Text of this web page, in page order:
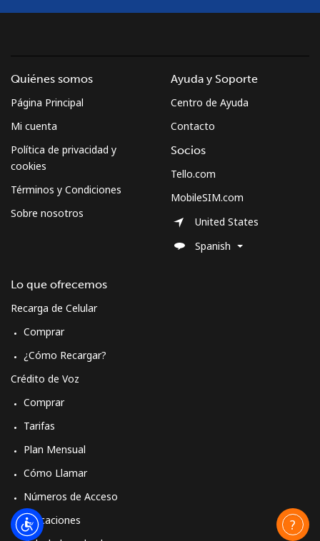
Quiénes somos
Página Principal
Mi cuenta
Política de privacidad y
cookies
Términos y Condiciones
Sobre nosotros
Lo que ofrecemos
Recarga de Celular
Comprar
¿Cómo Recargar?
Crédito de Voz
Comprar
Tarifas
Plan Mensual
Cómo Llamar
Números de Acceso
Aplicaciones
Ayuda y Soporte
Centro de Ayuda
Contacto
Socios
Tello.com
MobileSIM.com
United States
Spanish